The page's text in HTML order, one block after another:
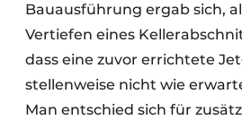
Bauausführung ergab sich,
Vertiefen eines
dass eine zuvor errichtete
stellenweise nicht wie
Man entschied sich für